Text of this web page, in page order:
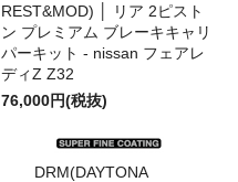
REST&MOD) │ リア 2ピスト
ン プレミアム ブレーキキャリ
パーキット - nissan フェアレ
ディZ Z32
76,000円(税抜)
DRM(DAYTONA